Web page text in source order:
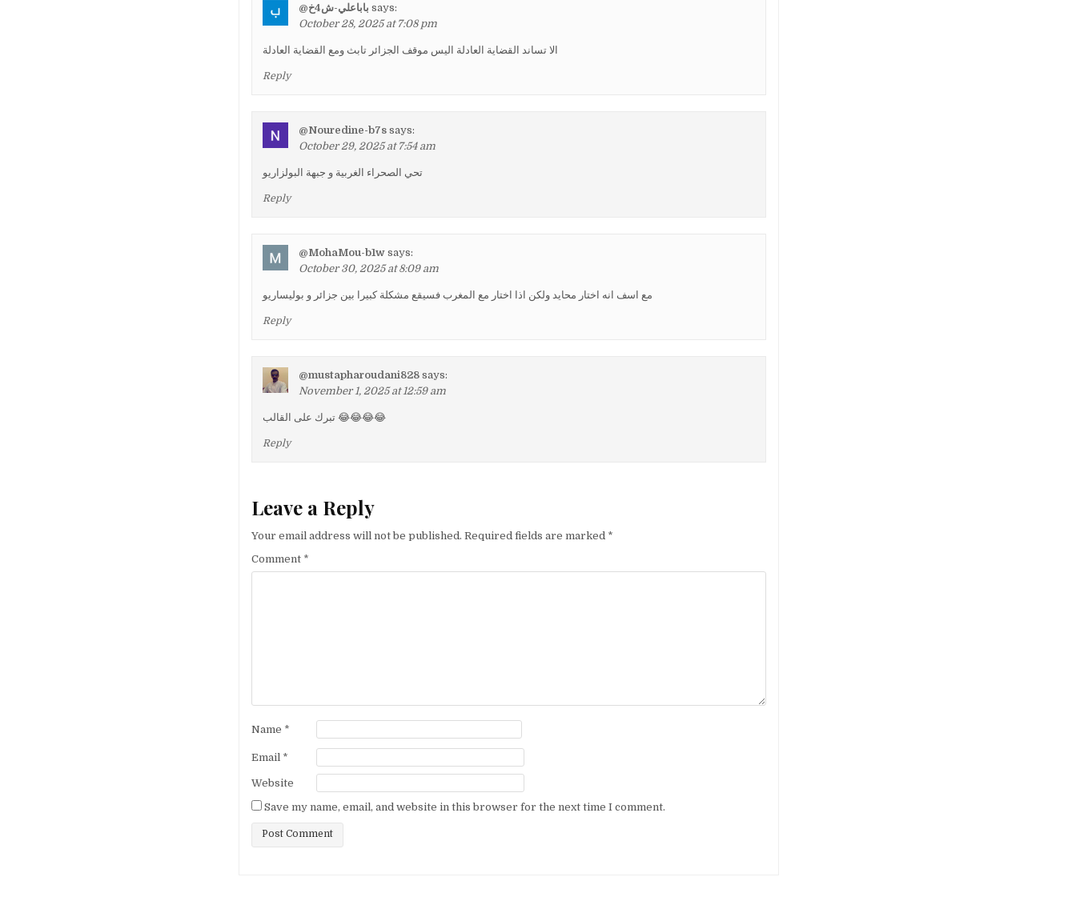
@باباعلي-ش4خ says:
October 28, 2025 at 7:08 pm
الا تساند القضاية العادلة اليس موقف الجزائر تابث ومع القضاية العادلة
Reply
@Nouredine-b7s says:
October 29, 2025 at 7:54 am
تحي الصحراء الغربية و جبهة البولزاريو
Reply
@MohaMou-b1w says:
October 30, 2025 at 8:09 am
مع اسف انه اختار محايد ولكن اذا اختار مع المغرب فسيقع مشكلة كبيرا بين جزائر و بوليساريو
Reply
@mustapharoudani828 says:
November 1, 2025 at 12:59 am
تبرك على القالب 😂😂😂😂
Reply
Leave a Reply
Your email address will not be published. Required fields are marked *
Comment *
Name *
Email *
Website
Save my name, email, and website in this browser for the next time I comment.